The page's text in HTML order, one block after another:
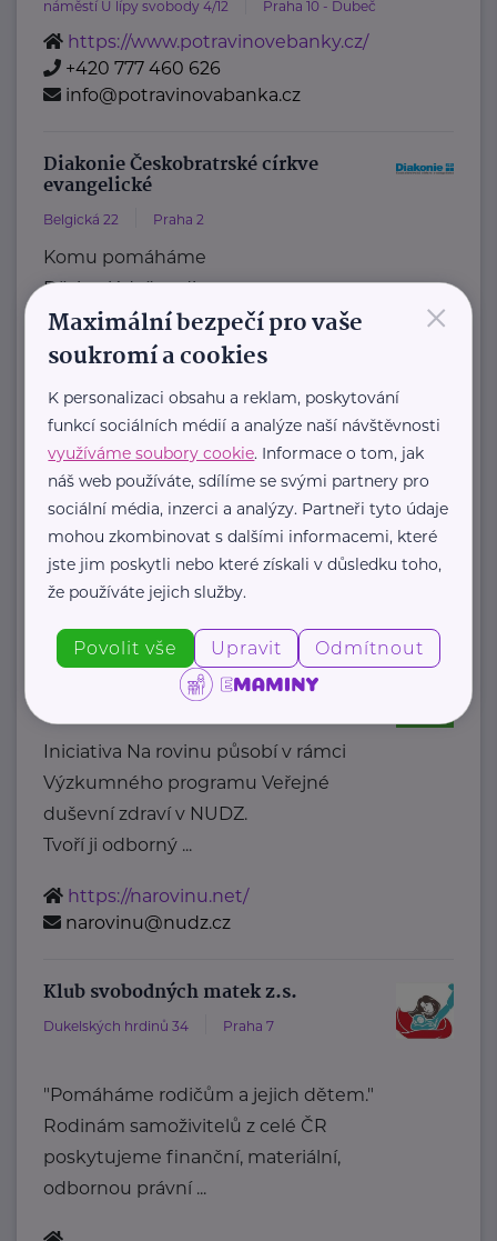
náměstí U lípy svobody 4/12 Praha 10 - Dubeč
https://www.potravinovebanky.cz/
+420 777 460 626
info@potravinovabanka.cz
Diakonie Českobratrské církve
evangelické
Belgická 22 Praha 2
Komu pomáháme
Děti, mládež, rodiny
Lidé se znevýhodněním
Senioři
Lidé v nouzi
Jiná pomoc
Naše služby
Diakonie ČCE je ...
https://diakonie.cz/
+420 242 487 812
Iniciativa NA ROVINU
Iniciativa Na rovinu působí v rámci
Výzkumného programu Veřejné
duševní zdraví v NUDZ.
Tvoří ji odborný ...
https://narovinu.net/
narovinu@nudz.cz
Klub svobodných matek z.s.
Dukelských hrdinů 34 Praha 7
"Pomáháme rodičům a jejich dětem."
Rodinám samoživitelů z celé ČR
poskytujeme finanční, materiální,
odbornou právní ...
×
Maximální bezpečí pro vaše
soukromí a cookies
K personalizaci obsahu a reklam, poskytování
funkcí sociálních médií a analýze naší návštěvnosti
využíváme soubory cookie. Informace o tom, jak
náš web používáte, sdílíme se svými partnery pro
sociální média, inzerci a analýzy. Partneři tyto údaje
mohou zkombinovat s dalšími informacemi, které
jste jim poskytli nebo které získali v důsledku toho,
že používáte jejich služby.
Povolit vše Upravit Odmítnout